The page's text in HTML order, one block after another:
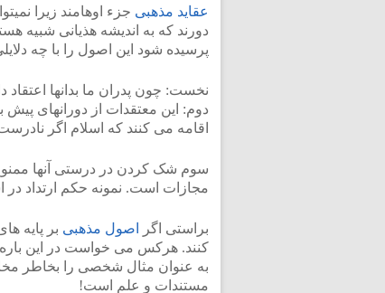
عقاید مذهبی جزء اوهامند زیرا
دورند که به اندیشه هذیانی شبیه
پرسیده شود این اصول را با چه
نخست: چون پدران ما بدانها
دوم: این معتقدات از دورانهای
اقامه می کنند که اسلام اگر نادرست بود بیش از ۱۴۰۰
سوم شک کردن در درستی آنها
مجازات است. نمونه حکم ارتداد
براستی اگر اصول مذهبی بر پایه
کنند. هرکس می خواست در این باره
به عنوان مثال شخصی را بخاطر
مستندات و علم است!